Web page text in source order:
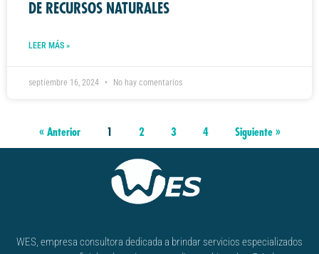
DE RECURSOS NATURALES
LEER MÁS »
septiembre 16, 2024 No hay comentarios
« Anterior 1 2 3 4 Siguiente »
WES, empresa consultora dedicada a brindar servicios especializados